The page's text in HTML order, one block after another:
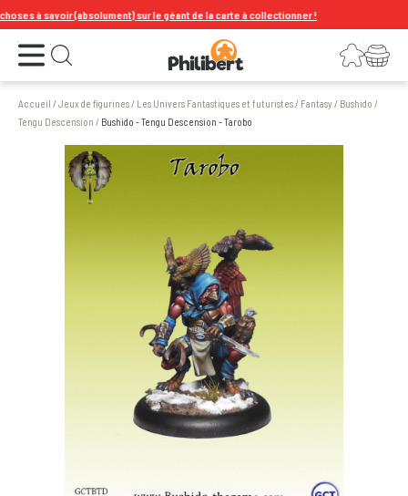
à savoir (absolument) sur le géant de la carte à collectionner !
Ouvrir le menu Ouvrir la recherche Connexion
Votre panier
Accueil /Jeux de figurines/ Les Univers Fantastiques et futuristes/ Fantasy/ Bushido /
Tengu Descension / Bushido - Tengu Descension - Tarobo